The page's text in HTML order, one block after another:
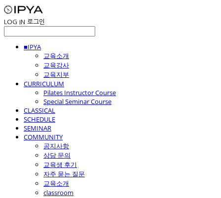
LOG IN 로그인
■IPYA
교육소개
교육강사
교육지부
CURRICULUM
Pilates Instructor Course
Special Seminar Course
CLASSICAL
SCHEDULE
SEMINAR
COMMUNITY
공지사항
상담 문의
교육생 후기
자주 묻는 질문
교육소개
classroom